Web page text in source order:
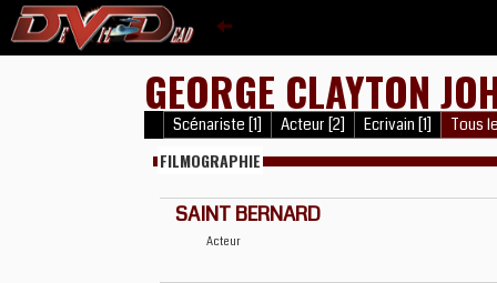
GEORGE CLAYTON
Scénariste [1] Acteur [2] Ecrivain [1] Tous
FILMOGRAPHIE
SAINT BERNARD
Acteur